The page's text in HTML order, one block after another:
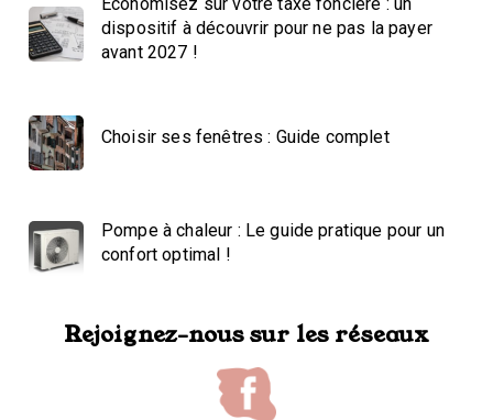
dispositif à découvrir pour ne pas la payer
avant 2027 !
Choisir ses fenêtres : Guide complet
Pompe à chaleur : Le guide pratique pour un
confort optimal !
Rejoignez-nous sur les réseaux